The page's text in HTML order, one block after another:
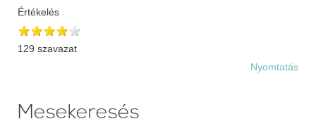
Értékelés
129 szavazat
Nyomtatás
Mesekeresés